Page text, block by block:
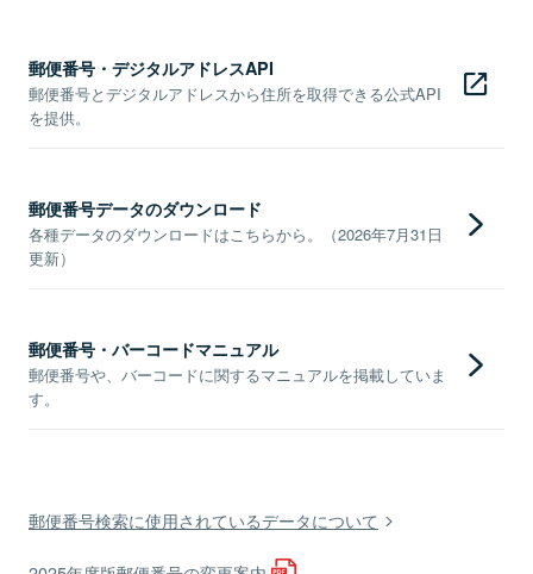
郵便番号・デジタルアドレスAPI
郵便番号とデジタルアドレスから住所を取得できる公式API
を提供。
郵便番号データのダウンロード
各種データのダウンロードはこちらから。（2026年7月31日
更新）
郵便番号・バーコードマニュアル
郵便番号や、バーコードに関するマニュアルを掲載していま
す。
郵便番号検索に使用されているデータについて